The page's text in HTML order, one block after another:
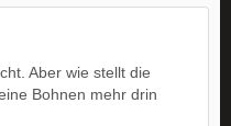
Aber wie stellt die
Bohnen mehr drin